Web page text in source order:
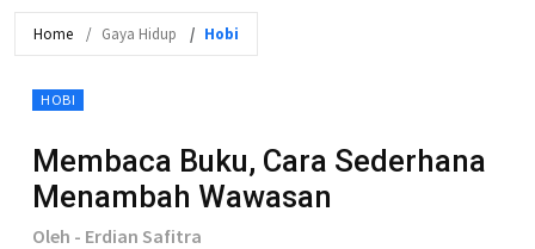
Home Gaya Hidup Hobi
HOBI
Membaca Buku, Cara Sederhana
Menambah Wawasan
Oleh - Erdian Safitra